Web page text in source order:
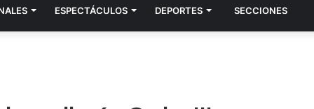
ESPECTÁCULOS DEPORTES SECCIONES